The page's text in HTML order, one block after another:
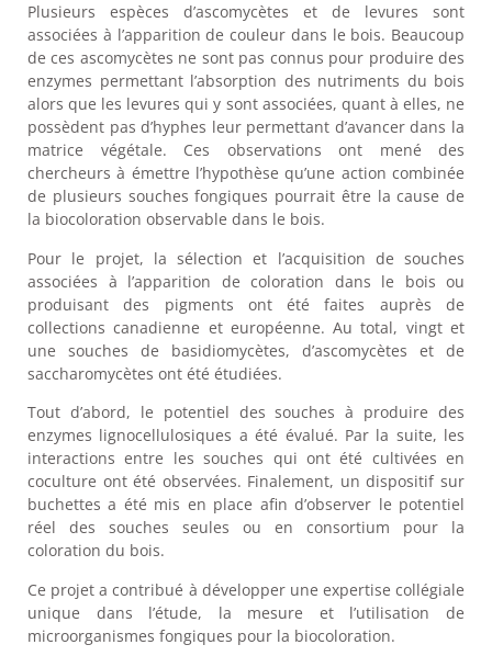
Plusieurs espèces d’ascomycètes et de levures sont
associées à l’apparition de couleur dans le bois. Beaucoup
de ces ascomycètes ne sont pas connus pour produire des
enzymes permettant l’absorption des nutriments du bois
alors que les levures qui y sont associées, quant à elles, ne
possèdent pas d’hyphes leur permettant d’avancer dans la
matrice végétale. Ces observations ont mené des
chercheurs à émettre l’hypothèse qu’une action combinée
de plusieurs souches fongiques pourrait être la cause de
la biocoloration observable dans le bois.
Pour le projet, la sélection et l’acquisition de souches
associées à l’apparition de coloration dans le bois ou
produisant des pigments ont été faites auprès de
collections canadienne et européenne. Au total, vingt et
une souches de basidiomycètes, d’ascomycètes et de
saccharomycètes ont été étudiées.
Tout d’abord, le potentiel des souches à produire des
enzymes lignocellulosiques a été évalué. Par la suite, les
interactions entre les souches qui ont été cultivées en
coculture ont été observées. Finalement, un dispositif sur
buchettes a été mis en place afin d’observer le potentiel
réel des souches seules ou en consortium pour la
coloration du bois.
Ce projet a contribué à développer une expertise collégiale
unique dans l’étude, la mesure et l’utilisation de
microorganismes fongiques pour la biocoloration.